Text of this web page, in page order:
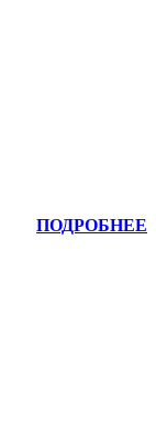
ПОДРОБНЕЕ